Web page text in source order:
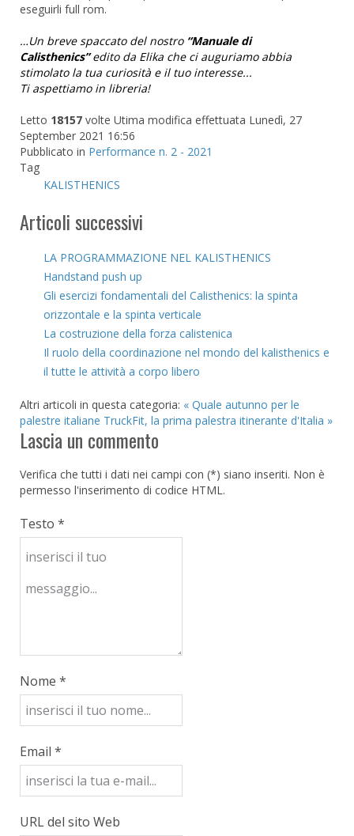
eseguirli full rom.
…Un breve spaccato del nostro “Manuale di
Calisthenics”edito da Elika che ci auguriamo abbia
stimolato la tua curiosità e il tuo interesse...
Ti aspettiamo in libreria!
Letto 18157 volte Utima modifica effettuata Lunedì, 27
September 2021 16:56
Pubblicato in Performance n. 2 - 2021
Tag
KALISTHENICS
Articoli successivi
LA PROGRAMMAZIONE NEL KALISTHENICS
Handstand push up
Gli esercizi fondamentali del Calisthenics: la spinta
orizzontale e la spinta verticale
La costruzione della forza calistenica
Il ruolo della coordinazione nel mondo del kalisthenics e
il tutte le attività a corpo libero
Altri articoli in questa categoria: « Quale autunno per le
palestre italiane TruckFit, la prima palestra itinerante d'Italia »
Lascia un commento
Verifica che tutti i dati nei campi con (*) siano inseriti. Non è
permesso l'inserimento di codice HTML.
Testo *
Nome *
Email *
URL del sito Web